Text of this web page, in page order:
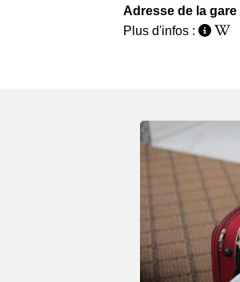
Adresse de la gare
Plus d'infos :